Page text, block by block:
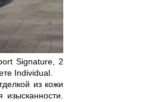
Signature, 2
Individual.
из кожи